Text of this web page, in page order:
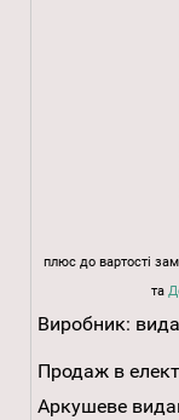
плюс до вартості
та
Виробник:
Продаж в
Аркушеве